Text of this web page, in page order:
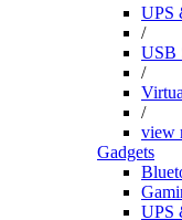
UPS
/
USB
/
/
view
Gadgets
UPS